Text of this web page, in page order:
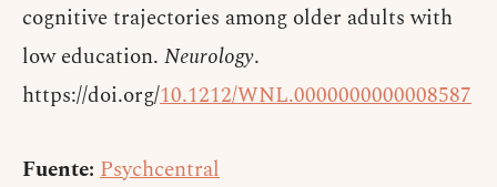
cognitive trajectories among older adults with
low education. Neurology.
https://doi.org/10.1212/WNL.0000000000008587
Fuente: Psychcentral